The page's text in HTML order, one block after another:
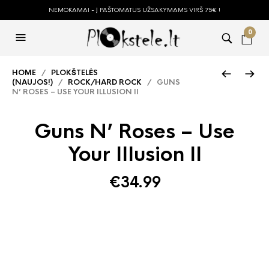
NEMOKAMAI - Į PAŠTOMATUS UŽSAKYMAMS VIRŠ 75€ !
0
HOME / PLOKŠTELĖS
(NAUJOS!) / ROCK/HARD ROCK / GUNS
N’ ROSES – USE YOUR ILLUSION II
Guns N’ Roses – Use
Your Illusion II
€34.99